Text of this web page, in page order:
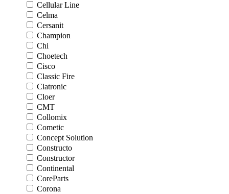
Cellular Line
Celma
Cersanit
Champion
Chi
Choetech
Cisco
Classic Fire
Clatronic
Cloer
CMT
Collomix
Cometic
Concept Solution
Constructo
Constructor
Continental
CoreParts
Corona